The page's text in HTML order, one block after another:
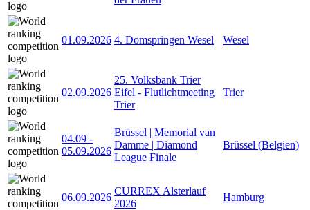
01.09.2026 4. Domspringen Wesel Wesel
02.09.2026
25. Volksbank Trier
Eifel - Flutlichtmeeting
Trier
Trier
04.09 -
05.09.2026
Brüssel | Memorial van
Damme | Diamond
League Finale
Brüssel (Belgien)
06.09.2026
CURREX Alsterlauf
2026
Hamburg